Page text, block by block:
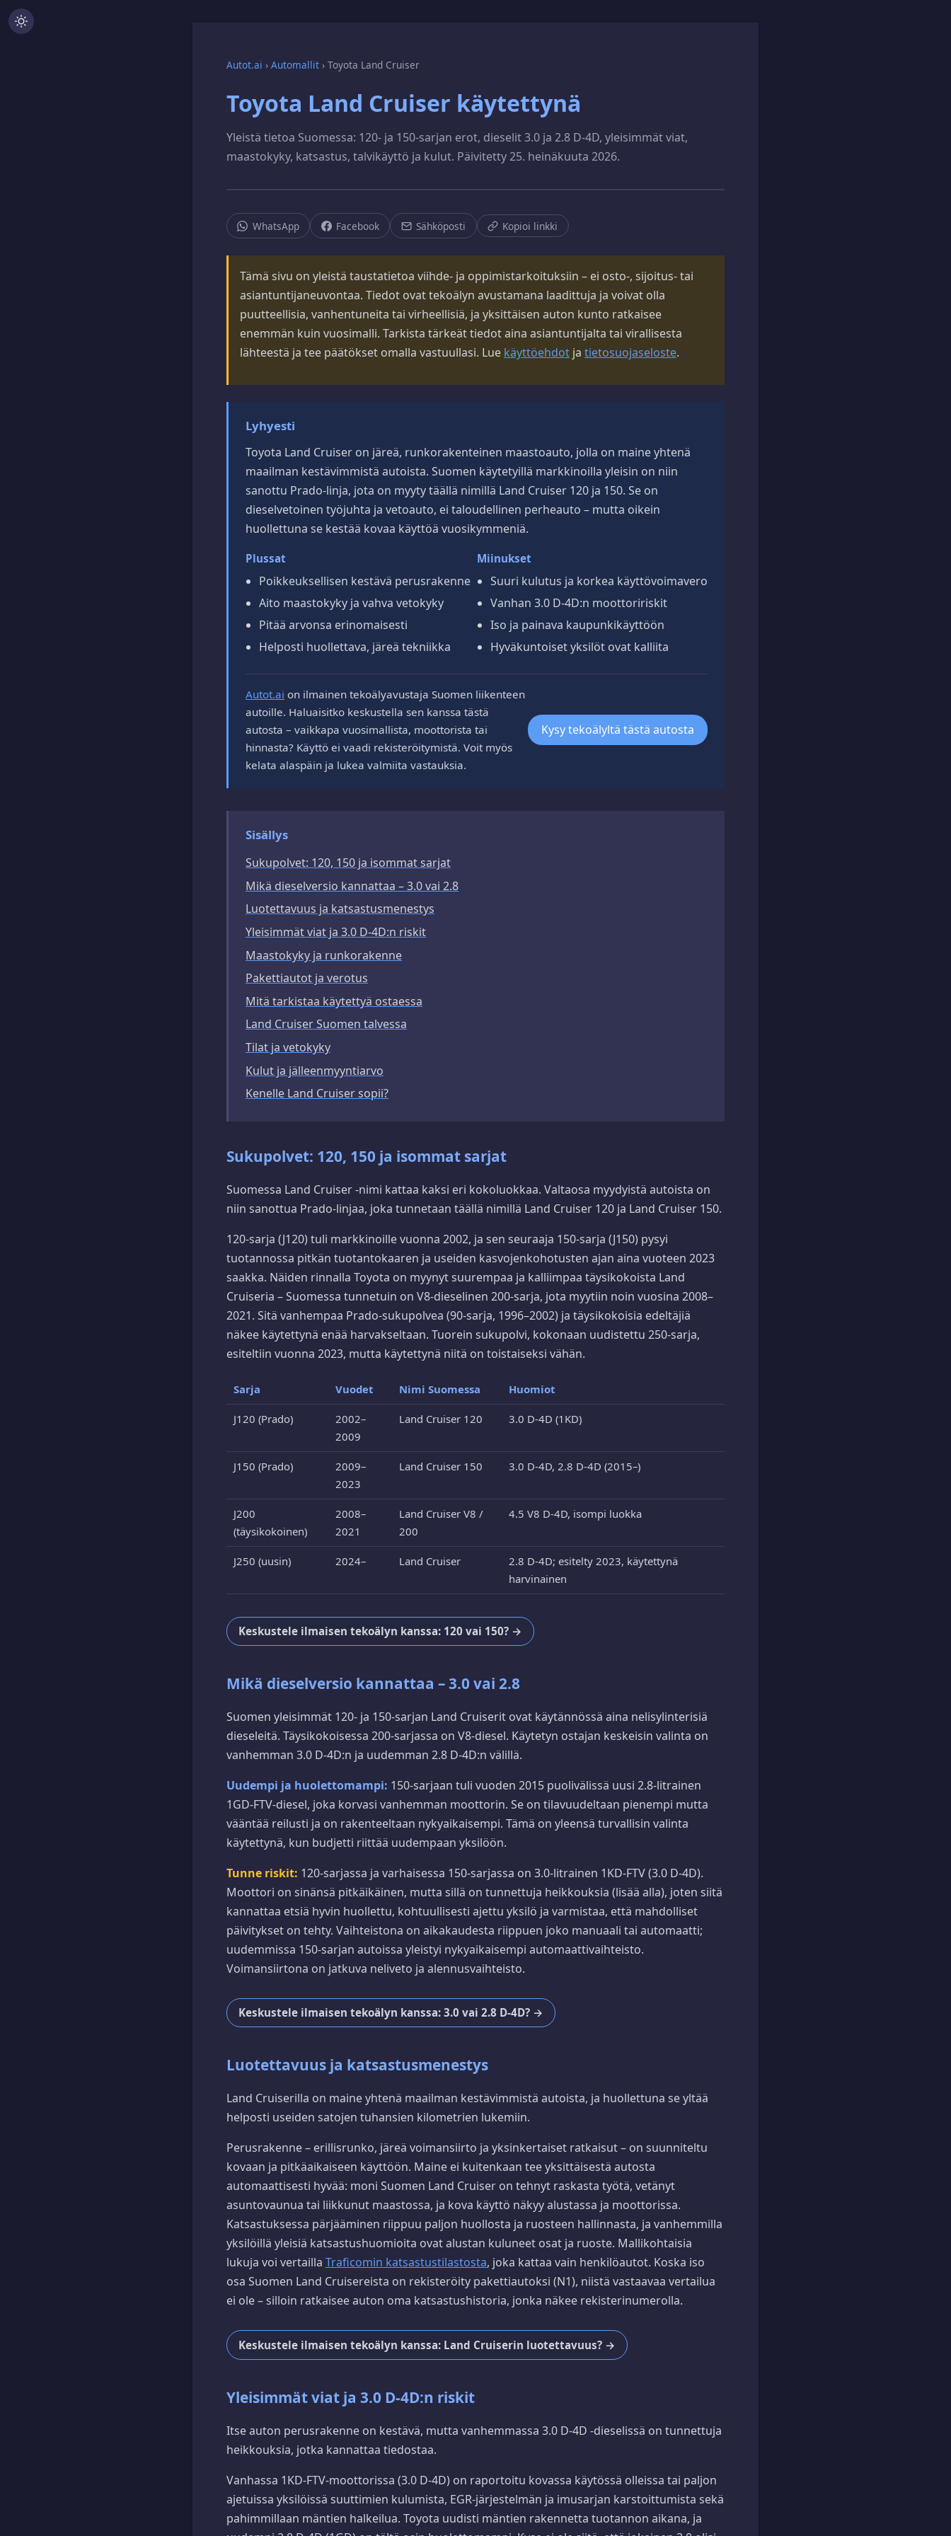
Autot.ai › Automallit › Toyota Land Cruiser
Toyota Land Cruiser käytettynä
Yleistä tietoa Suomessa: 120- ja 150-sarjan erot, dieselit 3.0 ja 2.8 D-4D, yleisimmät viat,
maastokyky, katsastus, talvikäyttö ja kulut. Päivitetty 25. heinäkuuta 2026.
WhatsApp Facebook Sähköposti Kopioi linkki
Tämä sivu on yleistä taustatietoa viihde- ja oppimistarkoituksiin – ei osto-, sijoitus- tai
asiantuntijaneuvontaa. Tiedot ovat tekoälyn avustamana laadittuja ja voivat olla
puutteellisia, vanhentuneita tai virheellisiä, ja yksittäisen auton kunto ratkaisee
enemmän kuin vuosimalli. Tarkista tärkeät tiedot aina asiantuntijalta tai virallisesta
lähteestä ja tee päätökset omalla vastuullasi. Lue käyttöehdot ja tietosuojaseloste.
Lyhyesti
Toyota Land Cruiser on järeä, runkorakenteinen maastoauto, jolla on maine yhtenä
maailman kestävimmistä autoista. Suomen käytetyillä markkinoilla yleisin on niin
sanottu Prado-linja, jota on myyty täällä nimillä Land Cruiser 120 ja 150. Se on
dieselvetoinen työjuhta ja vetoauto, ei taloudellinen perheauto – mutta oikein
huollettuna se kestää kovaa käyttöä vuosikymmeniä.
Plussat
Poikkeuksellisen kestävä perusrakenne
Aito maastokyky ja vahva vetokyky
Pitää arvonsa erinomaisesti
Helposti huollettava, järeä tekniikka
Miinukset
Suuri kulutus ja korkea käyttövoimavero
Vanhan 3.0 D-4D:n moottoririskit
Iso ja painava kaupunkikäyttöön
Hyväkuntoiset yksilöt ovat kalliita
Autot.ai on ilmainen tekoälyavustaja Suomen liikenteen
autoille. Haluaisitko keskustella sen kanssa tästä
autosta – vaikkapa vuosimallista, moottorista tai
hinnasta? Käyttö ei vaadi rekisteröitymistä. Voit myös
kelata alaspäin ja lukea valmiita vastauksia.
Kysy tekoälyltä tästä autosta
Sisällys
Sukupolvet: 120, 150 ja isommat sarjat
Mikä dieselversio kannattaa – 3.0 vai 2.8
Luotettavuus ja katsastusmenestys
Yleisimmät viat ja 3.0 D-4D:n riskit
Maastokyky ja runkorakenne
Pakettiautot ja verotus
Mitä tarkistaa käytettyä ostaessa
Land Cruiser Suomen talvessa
Tilat ja vetokyky
Kulut ja jälleenmyyntiarvo
Kenelle Land Cruiser sopii?
Sukupolvet: 120, 150 ja isommat sarjat
Suomessa Land Cruiser -nimi kattaa kaksi eri kokoluokkaa. Valtaosa myydyistä autoista on
niin sanottua Prado-linjaa, joka tunnetaan täällä nimillä Land Cruiser 120 ja Land Cruiser 150.
120-sarja (J120) tuli markkinoille vuonna 2002, ja sen seuraaja 150-sarja (J150) pysyi
tuotannossa pitkän tuotantokaaren ja useiden kasvojenkohotusten ajan aina vuoteen 2023
saakka. Näiden rinnalla Toyota on myynyt suurempaa ja kalliimpaa täysikokoista Land
Cruiseria – Suomessa tunnetuin on V8-dieselinen 200-sarja, jota myytiin noin vuosina 2008–
2021. Sitä vanhempaa Prado-sukupolvea (90-sarja, 1996–2002) ja täysikokoisia edeltäjiä
näkee käytettynä enää harvakseltaan. Tuorein sukupolvi, kokonaan uudistettu 250-sarja,
esiteltiin vuonna 2023, mutta käytettynä niitä on toistaiseksi vähän.
Sarja Vuodet Nimi Suomessa Huomiot
J120 (Prado)
2002–
2009
Land Cruiser 120 3.0 D-4D (1KD)
J150 (Prado)
2009–
2023
Land Cruiser 150 3.0 D-4D, 2.8 D-4D (2015–)
J200
(täysikokoinen)
2008–
2021
Land Cruiser V8 /
200
4.5 V8 D-4D, isompi luokka
J250 (uusin) 2024– Land Cruiser
2.8 D-4D; esitelty 2023, käytettynä
harvinainen
Keskustele ilmaisen tekoälyn kanssa: 120 vai 150? →
Mikä dieselversio kannattaa – 3.0 vai 2.8
Suomen yleisimmät 120- ja 150-sarjan Land Cruiserit ovat käytännössä aina nelisylinterisiä
dieseleitä. Täysikokoisessa 200-sarjassa on V8-diesel. Käytetyn ostajan keskeisin valinta on
vanhemman 3.0 D-4D:n ja uudemman 2.8 D-4D:n välillä.
Uudempi ja huolettomampi: 150-sarjaan tuli vuoden 2015 puolivälissä uusi 2.8-litrainen
1GD-FTV-diesel, joka korvasi vanhemman moottorin. Se on tilavuudeltaan pienempi mutta
vääntää reilusti ja on rakenteeltaan nykyaikaisempi. Tämä on yleensä turvallisin valinta
käytettynä, kun budjetti riittää uudempaan yksilöön.
Tunne riskit: 120-sarjassa ja varhaisessa 150-sarjassa on 3.0-litrainen 1KD-FTV (3.0 D-4D).
Moottori on sinänsä pitkäikäinen, mutta sillä on tunnettuja heikkouksia (lisää alla), joten siitä
kannattaa etsiä hyvin huollettu, kohtuullisesti ajettu yksilö ja varmistaa, että mahdolliset
päivitykset on tehty. Vaihteistona on aikakaudesta riippuen joko manuaali tai automaatti;
uudemmissa 150-sarjan autoissa yleistyi nykyaikaisempi automaattivaihteisto.
Voimansiirtona on jatkuva neliveto ja alennusvaihteisto.
Keskustele ilmaisen tekoälyn kanssa: 3.0 vai 2.8 D-4D? →
Luotettavuus ja katsastusmenestys
Land Cruiserilla on maine yhtenä maailman kestävimmistä autoista, ja huollettuna se yltää
helposti useiden satojen tuhansien kilometrien lukemiin.
Perusrakenne – erillisrunko, järeä voimansiirto ja yksinkertaiset ratkaisut – on suunniteltu
kovaan ja pitkäaikaiseen käyttöön. Maine ei kuitenkaan tee yksittäisestä autosta
automaattisesti hyvää: moni Suomen Land Cruiser on tehnyt raskasta työtä, vetänyt
asuntovaunua tai liikkunut maastossa, ja kova käyttö näkyy alustassa ja moottorissa.
Katsastuksessa pärjääminen riippuu paljon huollosta ja ruosteen hallinnasta, ja vanhemmilla
yksilöillä yleisiä katsastushuomioita ovat alustan kuluneet osat ja ruoste. Mallikohtaisia
lukuja voi vertailla Traficomin katsastustilastosta, joka kattaa vain henkilöautot. Koska iso
osa Suomen Land Cruisereista on rekisteröity pakettiautoksi (N1), niistä vastaavaa vertailua
ei ole – silloin ratkaisee auton oma katsastushistoria, jonka näkee rekisterinumerolla.
Keskustele ilmaisen tekoälyn kanssa: Land Cruiserin luotettavuus? →
Yleisimmät viat ja 3.0 D-4D:n riskit
Itse auton perusrakenne on kestävä, mutta vanhemmassa 3.0 D-4D -dieselissä on tunnettuja
heikkouksia, jotka kannattaa tiedostaa.
Vanhassa 1KD-FTV-moottorissa (3.0 D-4D) on raportoitu kovassa käytössä olleissa tai paljon
ajetuissa yksilöissä suuttimien kulumista, EGR-järjestelmän ja imusarjan karstoittumista sekä
pahimmillaan mäntien halkeilua. Toyota uudisti mäntien rakennetta tuotannon aikana, ja